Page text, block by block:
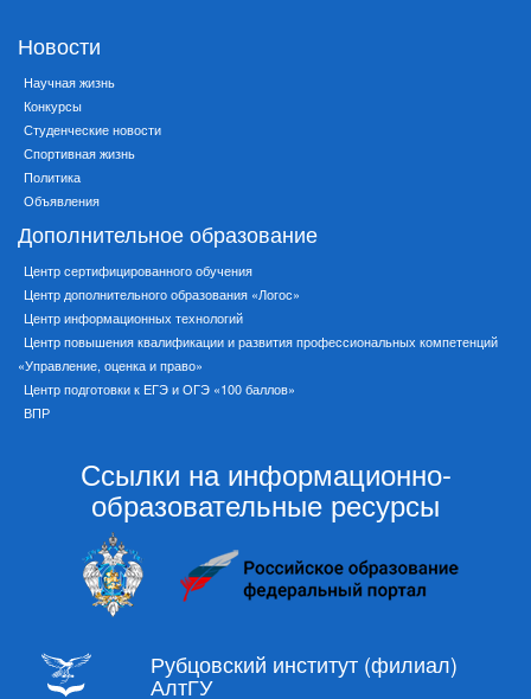
Новости
Научная жизнь
Конкурсы
Студенческие новости
Спортивная жизнь
Политика
Объявления
Дополнительное образование
Центр сертифицированного обучения
Центр дополнительного образования «Логос»
Центр информационных технологий
Центр повышения квалификации и развития профессиональных компетенций
«Управление, оценка и право»
Центр подготовки к ЕГЭ и ОГЭ «100 баллов»
ВПР
Ссылки на информационно-
образовательные ресурсы
Рубцовский институт (филиал)
АлтГУ